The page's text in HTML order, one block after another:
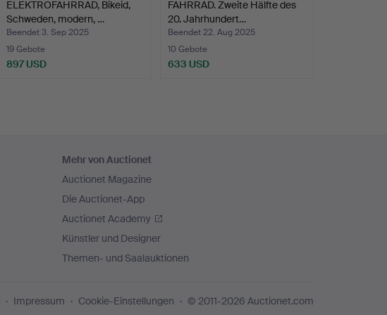
ELEKTROFAHRRAD, Bikeid,
Schweden, modern, …
Beendet 3. Sep 2025
19 Gebote
897 USD
FAHRRAD. Zweite Hälfte des
20. Jahrhundert…
Beendet 22. Aug 2025
10 Gebote
633 USD
Mehr von Auctionet
Auctionet Magazine
Die Auctionet-App
Auctionet Academy
Künstler und Designer
Themen- und Saalauktionen
Impressum Cookie-Einstellungen © 2011-2026 Auctionet.com